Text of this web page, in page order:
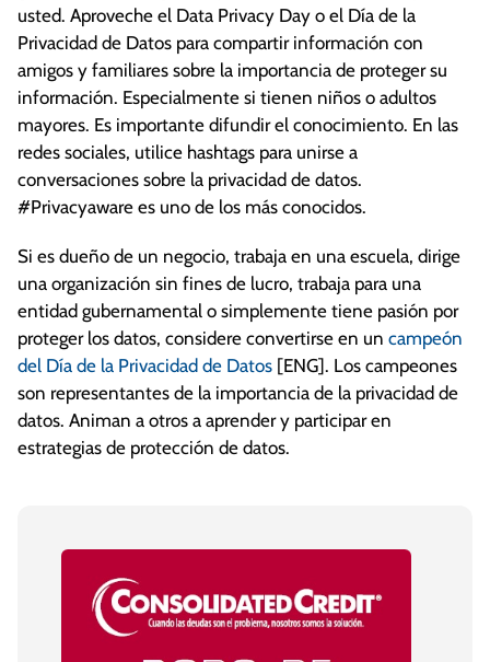
usted. Aproveche el Data Privacy Day o el Día de la
Privacidad de Datos para compartir información con
amigos y familiares sobre la importancia de proteger su
información. Especialmente si tienen niños o adultos
mayores. Es importante difundir el conocimiento. En las
redes sociales, utilice hashtags para unirse a
conversaciones sobre la privacidad de datos.
#Privacyaware es uno de los más conocidos.
Si es dueño de un negocio, trabaja en una escuela, dirige
una organización sin fines de lucro, trabaja para una
entidad gubernamental o simplemente tiene pasión por
proteger los datos, considere convertirse en un campeón
del Día de la Privacidad de Datos [ENG]. Los campeones
son representantes de la importancia de la privacidad de
datos. Animan a otros a aprender y participar en
estrategias de protección de datos.